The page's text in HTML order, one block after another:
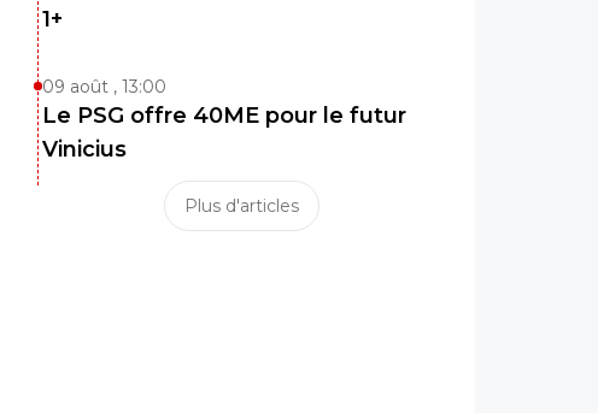
1+
09 août , 13:00
Le PSG offre 40ME pour le futur
Vinicius
Plus d'articles